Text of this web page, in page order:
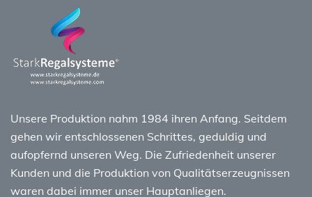
Unsere Produktion nahm 1984 ihren Anfang. Seitdem
gehen wir entschlossenen Schrittes, geduldig und
aufopfernd unseren Weg. Die Zufriedenheit unserer
Kunden und die Produktion von Qualitätserzeugnissen
waren dabei immer unser Hauptanliegen.